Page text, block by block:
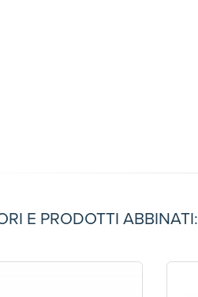
E PRODOTTI ABBINATI: